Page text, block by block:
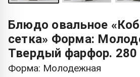
Блюдо овальное
сетка» Форма:
Твердый фарфор.
Форма: Молодежная